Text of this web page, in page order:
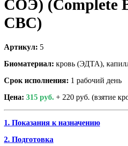
СОЭ) (Complete
CBC)
Артикул: 5
Биоматериал: кровь (ЭДТА),
Срок исполнения: 1 рабочий день
Цена: 315 руб. + 220 руб. (взятие
1. Показания к назначению
2. Подготовка